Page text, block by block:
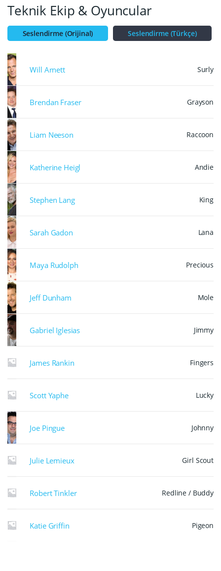
Teknik Ekip & Oyuncular
Seslendirme (Orijinal) Seslendirme (Türkçe)
Will Arnett Surly
Brendan Fraser Grayson
Liam Neeson Raccoon
Katherine Heigl Andie
Stephen Lang King
Sarah Gadon Lana
Maya Rudolph Precious
Jeff Dunham Mole
Gabriel Iglesias Jimmy
James Rankin Fingers
Scott Yaphe Lucky
Joe Pingue Johnny
Julie Lemieux Girl Scout
Robert Tinkler Redline / Buddy
Katie Griffin Pigeon